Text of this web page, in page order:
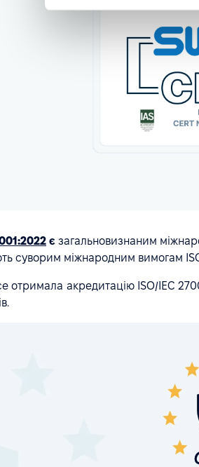
є загальновизнаним
суворим міжнародним вимогам
отримала акредитацію ISO/IEC